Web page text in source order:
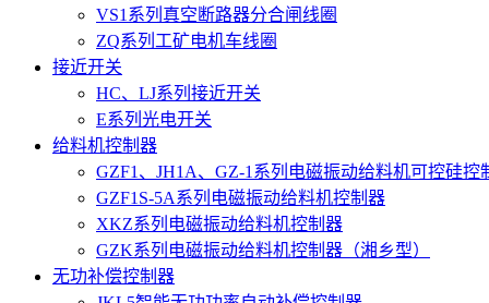
VS1系列真空断路器分合闸线圈
ZQ系列工矿电机车线圈
接近开关
HC、LJ系列接近开关
E系列光电开关
给料机控制器
GZF1、JH1A、GZ-1系列电磁振动给料机可控硅控
GZF1S-5A系列电磁振动给料机控制器
XKZ系列电磁振动给料机控制器
GZK系列电磁振动给料机控制器（湘乡型）
无功补偿控制器